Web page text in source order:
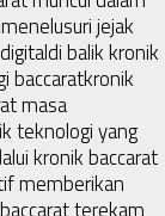
menelusuri jejak
di balik kronik
baccaratkronik
masa
teknologi yang
kronik baccarat
memberikan
terekam